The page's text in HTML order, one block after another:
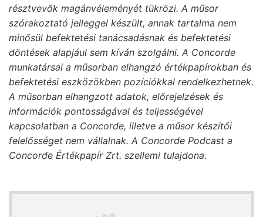
résztvevők magánvéleményét tükrözi. A műsor
szórakoztató jelleggel készült, annak tartalma nem
minősül befektetési tanácsadásnak és befektetési
döntések alapjául sem kíván szolgálni. A Concorde
munkatársai a műsorban elhangzó értékpapírokban és
befektetési eszközökben pozíciókkal rendelkezhetnek.
A műsorban elhangzott adatok, előrejelzések és
információk pontosságával és teljességével
kapcsolatban a Concorde, illetve a műsor készítői
felelősséget nem vállalnak. A Concorde Podcast a
Concorde Értékpapír Zrt. szellemi tulajdona.